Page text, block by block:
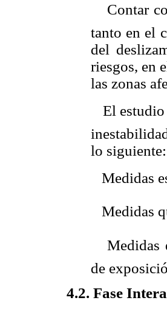
 Contar
tanto en el
del
riesgos, en
las zonas
 El
lo siguiente:
 Medidas
 Medidas

de
4.2. Fase